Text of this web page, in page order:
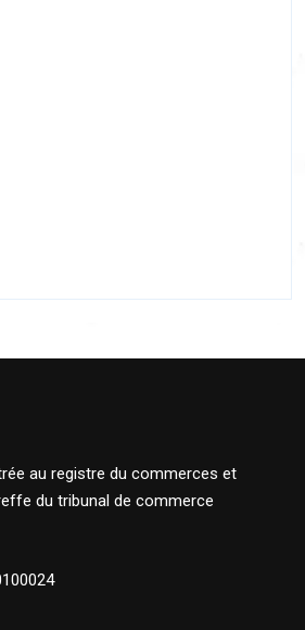
au registre du commerces et
du tribunal de commerce